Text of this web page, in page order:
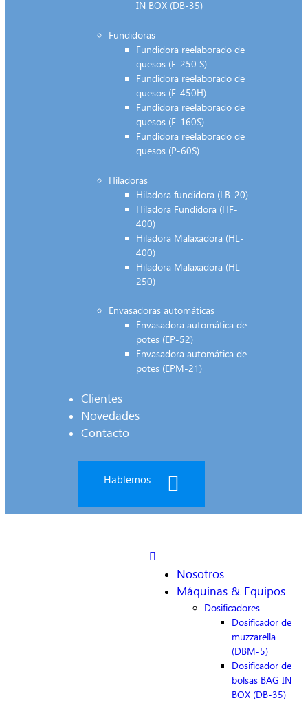
IN BOX (DB-35)
Fundidoras
Fundidora reelaborado de
quesos (F-250 S)
Fundidora reelaborado de
quesos (F-450H)
Fundidora reelaborado de
quesos (F-160S)
Fundidora reelaborado de
quesos (P-60S)
Hiladoras
Hiladora fundidora (LB-20)
Hiladora Fundidora (HF-
400)
Hiladora Malaxadora (HL-
400)
Hiladora Malaxadora (HL-
250)
Envasadoras automáticas
Envasadora automática de
potes (EP-52)
Envasadora automática de
potes (EPM-21)
Clientes
Novedades
Contacto
Hablemos
Nosotros
Máquinas & Equipos
Dosificadores
Dosificador de
muzzarella
(DBM-5)
Dosificador de
bolsas BAG IN
BOX (DB-35)